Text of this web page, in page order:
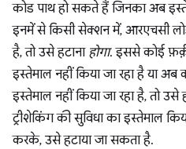
कोड पाथ हो सकते हैं जिनका अब
इनमें से किसी सेक्शन में, आरएचसी
है, तो उसे हटाना होगा. इससे कोई
इस्तेमाल नहीं किया जा रहा है या
इस्तेमाल नहीं किया जा रहा है, तो
ट्रीशेकिंग की सुविधा का इस्तेमाल
करके, उसे हटाया जा सकता है.